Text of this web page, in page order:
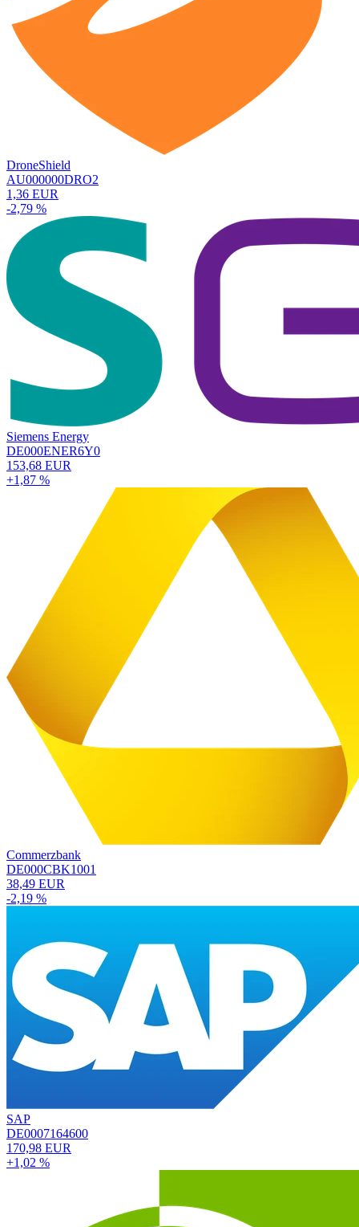
DroneShield
AU000000DRO2
1,36 EUR
-2,79 %
Siemens Energy
DE000ENER6Y0
153,68 EUR
+1,87 %
Commerzbank
DE000CBK1001
38,49 EUR
-2,19 %
SAP
DE0007164600
170,98 EUR
+1,02 %